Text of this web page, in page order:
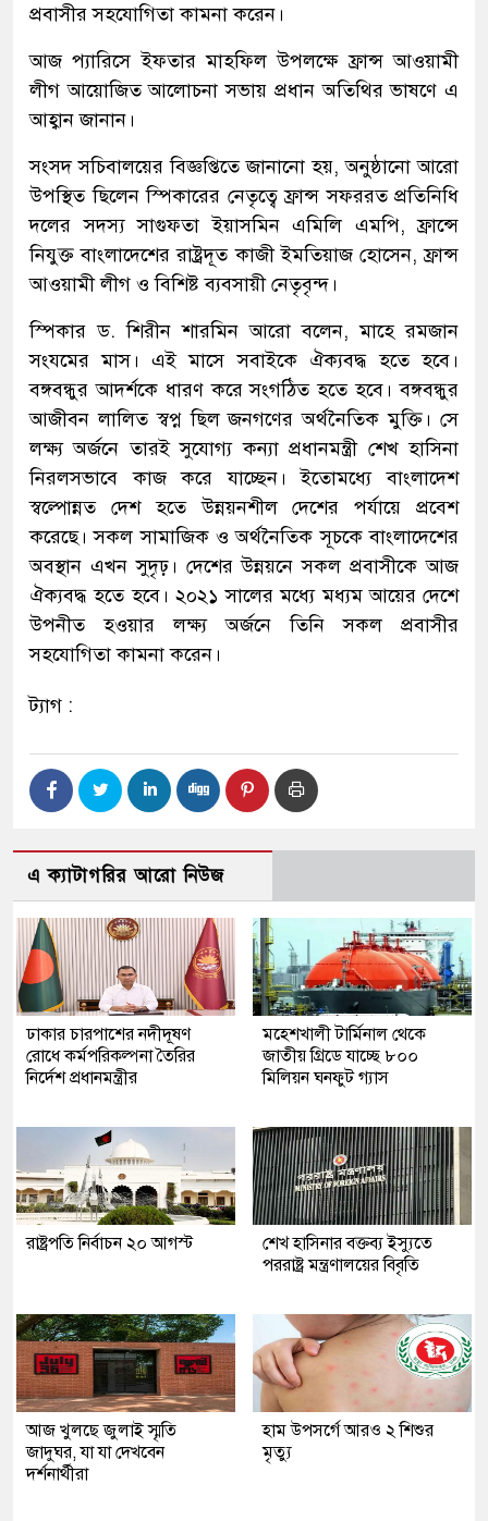
প্রবাসীর সহযোগিতা কামনা করেন।
আজ প্যারিসে ইফতার মাহফিল উপলক্ষে ফ্রান্স আওয়ামী
লীগ আয়োজিত আলোচনা সভায় প্রধান অতিথির ভাষণে এ
আহ্বান জানান।
সংসদ সচিবালয়ের বিজ্ঞপ্তিতে জানানো হয়, অনুষ্ঠানো আরো
উপস্থিত ছিলেন স্পিকারের নেতৃত্বে ফ্রান্স সফররত প্রতিনিধি
দলের সদস্য সাগুফতা ইয়াসমিন এমিলি এমপি, ফ্রান্সে
নিযুক্ত বাংলাদেশের রাষ্ট্রদূত কাজী ইমতিয়াজ হোসেন, ফ্রান্স
আওয়ামী লীগ ও বিশিষ্ট ব্যবসায়ী নেতৃবৃন্দ।
স্পিকার ড. শিরীন শারমিন আরো বলেন, মাহে রমজান
সংযমের মাস। এই মাসে সবাইকে ঐক্যবদ্ধ হতে হবে।
বঙ্গবন্ধুর আদর্শকে ধারণ করে সংগঠিত হতে হবে। বঙ্গবন্ধুর
আজীবন লালিত স্বপ্ন ছিল জনগণের অর্থনৈতিক মুক্তি। সে
লক্ষ্য অর্জনে তারই সুযোগ্য কন্যা প্রধানমন্ত্রী শেখ হাসিনা
নিরলসভাবে কাজ করে যাচ্ছেন। ইতোমধ্যে বাংলাদেশ
স্বল্পোন্নত দেশ হতে উন্নয়নশীল দেশের পর্যায়ে প্রবেশ
করেছে। সকল সামাজিক ও অর্থনৈতিক সূচকে বাংলাদেশের
অবস্থান এখন সুদৃঢ়। দেশের উন্নয়নে সকল প্রবাসীকে আজ
ঐক্যবদ্ধ হতে হবে। ২০২১ সালের মধ্যে মধ্যম আয়ের দেশে
উপনীত হওয়ার লক্ষ্য অর্জনে তিনি সকল প্রবাসীর
সহযোগিতা কামনা করেন।
ট্যাগ :
এ ক্যাটাগরির আরো নিউজ
ঢাকার চারপাশের নদীদূষণ
রোধে কর্মপরিকল্পনা তৈরির
নির্দেশ প্রধানমন্ত্রীর
মহেশখালী টার্মিনাল থেকে
জাতীয় গ্রিডে যাচ্ছে ৮০০
মিলিয়ন ঘনফুট গ্যাস
রাষ্ট্রপতি নির্বাচন ২০ আগস্ট
শেখ হাসিনার বক্তব্য ইস্যুতে
পররাষ্ট্র মন্ত্রণালয়ের বিবৃতি
আজ খুলছে জুলাই স্মৃতি
জাদুঘর, যা যা দেখবেন
দর্শনার্থীরা
হাম উপসর্গে আরও ২ শিশুর
মৃত্যু